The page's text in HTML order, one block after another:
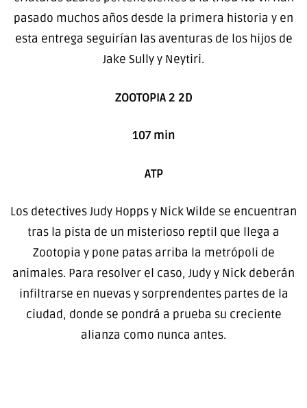
pasado muchos años desde la primera historia y en
esta entrega seguirían las aventuras de los hijos de
Jake Sully y Neytiri.
ZOOTOPIA 2 2D
107 min
ATP
Los detectives Judy Hopps y Nick Wilde se encuentran
tras la pista de un misterioso reptil que llega a
Zootopia y pone patas arriba la metrópoli de
animales. Para resolver el caso, Judy y Nick deberán
infiltrarse en nuevas y sorprendentes partes de la
ciudad, donde se pondrá a prueba su creciente
alianza como nunca antes.